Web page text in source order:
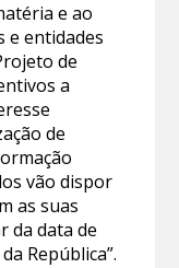
e ao
e entidades
de
a
de
vão dispor
as suas
da data de
República”.